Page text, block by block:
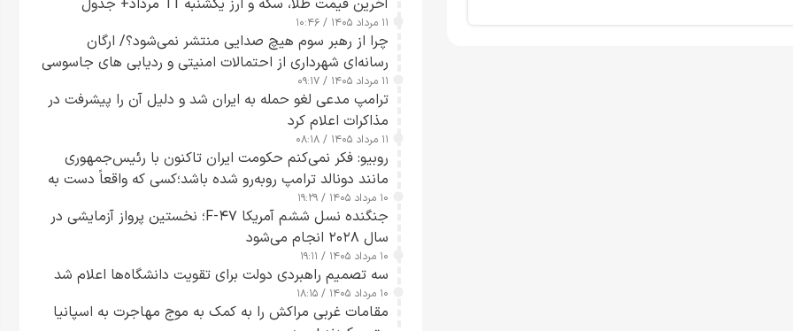
آخرین قیمت طلا، سکه و ارز یکشنبه 11 مرداد+ جدول
۱۱ مرداد ۱۴۰۵ / ۱۰:۴۶
چرا از رهبر سوم هیچ صدایی منتشر نمی‌شود؟/ ارگان
رسانه‌ای شهرداری از احتمالات امنیتی و ردیابی های جاسوسی
گفت
۱۱ مرداد ۱۴۰۵ / ۰۹:۱۷
ترامپ مدعی لغو حمله به ایران شد و دلیل آن را پیشرفت در
مذاکرات اعلام کرد
۱۱ مرداد ۱۴۰۵ / ۰۸:۱۸
روبیو: فکر نمی‌کنم حکومت ایران تاکنون با رئیس‌جمهوری
مانند دونالد ترامپ روبه‌رو شده باشد؛کسی که واقعاً دست به
اقدام می‌زند
۱۰ مرداد ۱۴۰۵ / ۱۹:۲۹
جنگنده نسل ششم آمریکا F-۴۷؛ نخستین پرواز آزمایشی در
سال ۲۰۲۸ انجام می‌شود
۱۰ مرداد ۱۴۰۵ / ۱۹:۱۱
سه تصمیم راهبردی دولت برای تقویت دانشگاه‌ها اعلام شد
۱۰ مرداد ۱۴۰۵ / ۱۸:۱۵
مقامات غربی مراکش را به کمک به موج مهاجرت به اسپانیا